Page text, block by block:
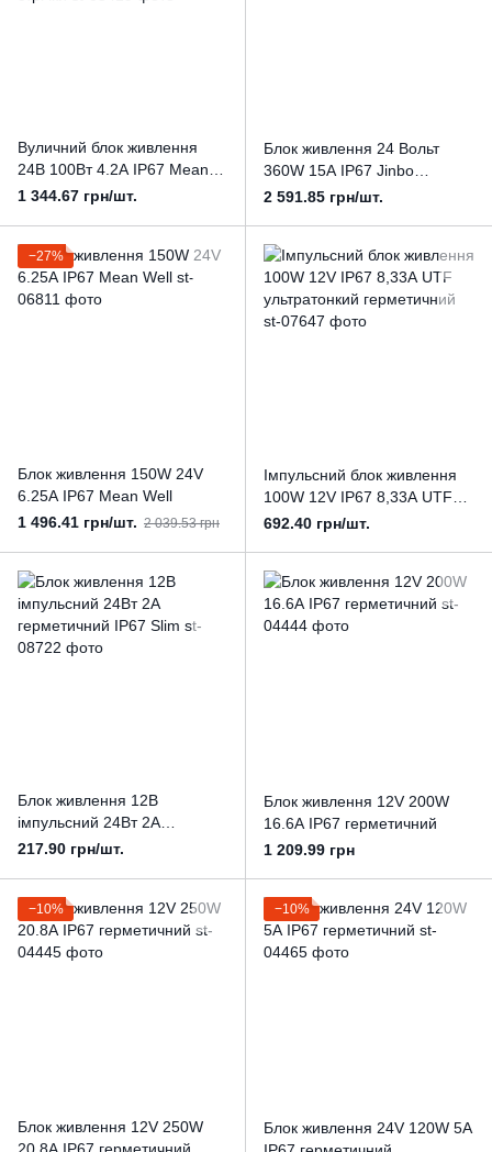
Вуличний блок живлення
24В 100Вт 4.2А IP67 Mean
Well для світлодіодної
1 344.67 грн/шт.
Блок живлення 24 Вольт
360W 15А IP67 Jinbo
PREMIUM
2 591.85 грн/шт.
−27%
Блок живлення 150W 24V
6.25А IP67 Mean Well
1 496.41 грн/шт. 2 039.53 грн
Імпульсний блок живлення
100W 12V IP67 8,33А UTF
ультратонкий герметичний
692.40 грн/шт.
Блок живлення 12В
імпульсний 24Вт 2А
герметичний IP67 Slim
217.90 грн/шт.
Блок живлення 12V 200W
16.6А IP67 герметичний
1 209.99 грн
−10%
Блок живлення 12V 250W
−10%
Блок живлення 24V 120W 5А